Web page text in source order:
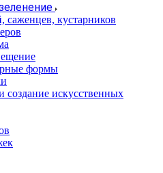
саженцев, кустарников
формы
создание искусственных